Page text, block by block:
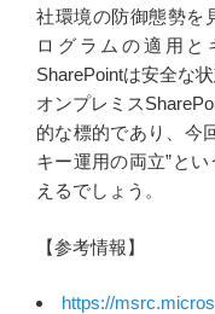
社環境の防御態勢を
ログラムの適用と
SharePointは安全な
オンプレミス
的な標的であり、今
キー運用の両立”と
えるでしょう。
【参考情報】
https://